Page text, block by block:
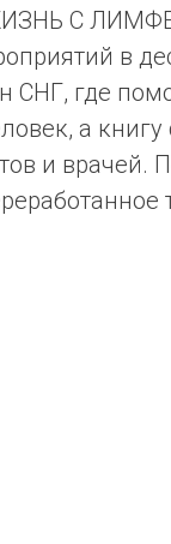
С
в
СНГ, где
а
и врачей.